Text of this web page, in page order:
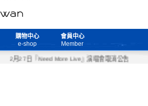
購物中心
e-shop
會員中心
Member
2月27日『Need More Live』演唱會取消公告